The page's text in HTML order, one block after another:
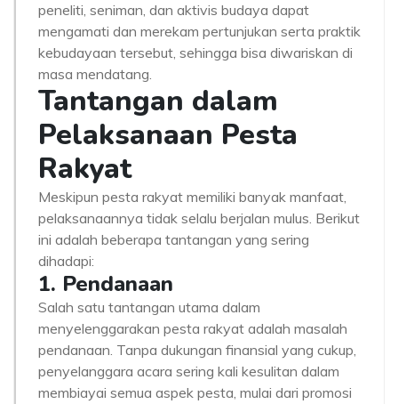
peneliti, seniman, dan aktivis budaya dapat
mengamati dan merekam pertunjukan serta praktik
kebudayaan tersebut, sehingga bisa diwariskan di
masa mendatang.
Tantangan dalam
Pelaksanaan Pesta
Rakyat
Meskipun pesta rakyat memiliki banyak manfaat,
pelaksanaannya tidak selalu berjalan mulus. Berikut
ini adalah beberapa tantangan yang sering
dihadapi:
1. Pendanaan
Salah satu tantangan utama dalam
menyelenggarakan pesta rakyat adalah masalah
pendanaan. Tanpa dukungan finansial yang cukup,
penyelanggara acara sering kali kesulitan dalam
membiayai semua aspek pesta, mulai dari promosi